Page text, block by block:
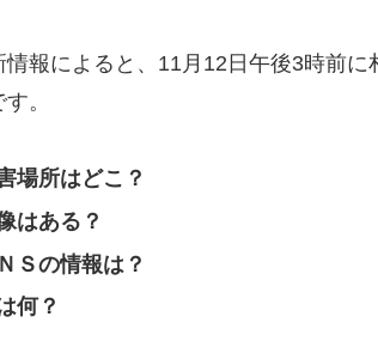
報によると、11月12日午後3時前
。
場所はどこ？
はある？
Ｓの情報は？
何？